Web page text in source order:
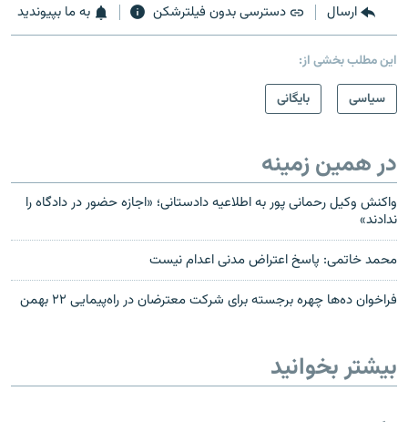
ارسال دسترسی بدون فیلترشکن به ما بپیوندید
این مطلب بخشی از:
سیاسی
بایگانی
در همین زمینه
واکنش وکیل رحمانی پور به اطلاعیه دادستانی؛ «اجازه حضور در دادگاه را
ندادند»
محمد خاتمی: پاسخ اعتراض مدنی اعدام نیست
فراخوان ده‌ها چهره برجسته برای شرکت معترضان در راه‌پیمایی ۲۲ بهمن
بیشتر بخوانید